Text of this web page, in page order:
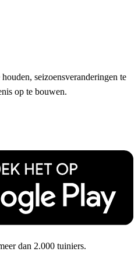
seizoensveranderingen te
op te bouwen.
dan 2.000 tuiniers.